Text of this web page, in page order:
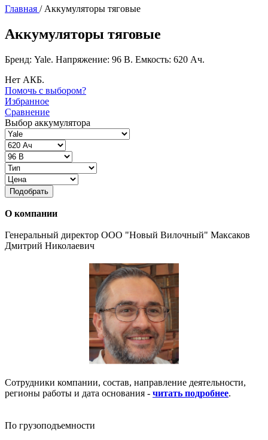
Главная / Аккумуляторы тяговые
Аккумуляторы тяговые
Бренд: Yale. Напряжение: 96 В. Емкость: 620 Ач.
Нет АКБ.
Помочь с выбором?
Избранное
Сравнение
Выбор аккумулятора
Подобрать
О компании
Генеральный директор ООО "Новый Вилочный" Максаков
Дмитрий Николаевич
Сотрудники компании, состав, направление деятельности,
регионы работы и дата основания - читать подробнее.
По грузоподъемности